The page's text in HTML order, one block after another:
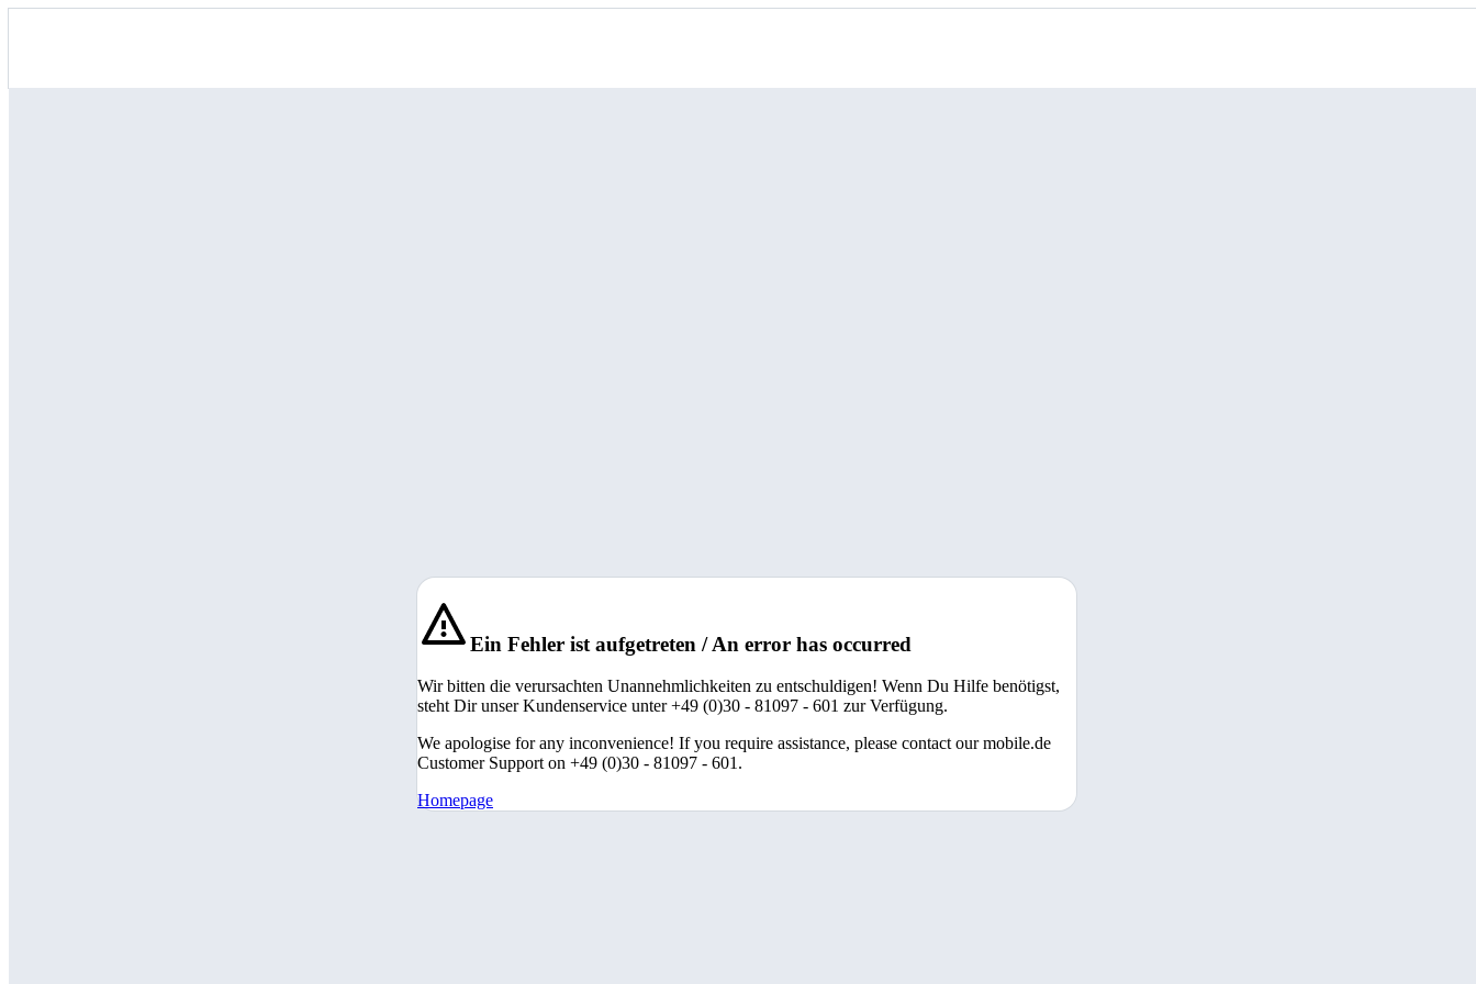
Ein Fehler ist aufgetreten / An error has occurred
Wir bitten die verursachten Unannehmlichkeiten zu entschuldigen! Wenn Du Hilfe benötigst,
steht Dir unser Kundenservice unter +49 (0)30 - 81097 - 601 zur Verfügung.
We apologise for any inconvenience! If you require assistance, please contact our mobile.de
Customer Support on +49 (0)30 - 81097 - 601.
Homepage